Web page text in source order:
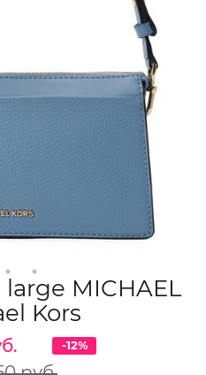
MICHAEL
Kors
-12%